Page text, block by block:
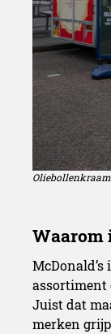
Een
assortiment
Juist dat
merken